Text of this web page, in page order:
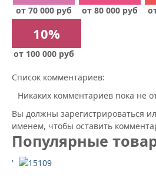
от 70 000 руб от 80 000 руб
10%
от 100 000 руб
Список комментариев:
Никаких комментариев пока не
Вы должны зарегистрироваться
именем, чтобы оставить
Популярные